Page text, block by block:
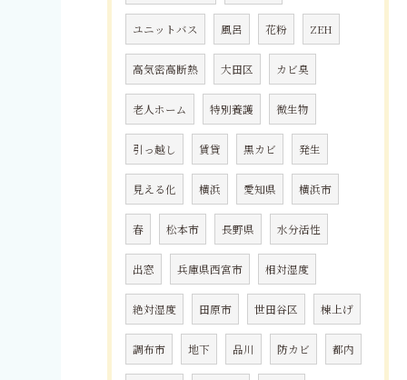
ユニットバス 風呂 花粉 ZEH
高気密高断熱 大田区 カビ臭
老人ホーム 特別養護 微生物
引っ越し 賃貸 黒カビ 発生
見える化 横浜 愛知県 横浜市
春 松本市 長野県 水分活性
出窓 兵庫県西宮市 相対湿度
絶対湿度 田原市 世田谷区 棟上げ
調布市 地下 品川 防カビ 都内